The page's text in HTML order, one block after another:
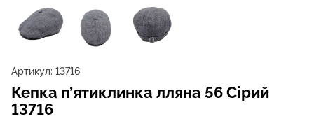
Артикул: 13716
Кепка п’ятиклинка лляна 56 Сірий
13716